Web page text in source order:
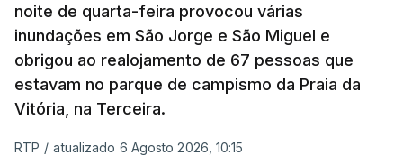
noite de quarta-feira provocou várias
inundações em São Jorge e São Miguel e
obrigou ao realojamento de 67 pessoas que
estavam no parque de campismo da Praia da
Vitória, na Terceira.
RTP / atualizado 6 Agosto 2026, 10:15